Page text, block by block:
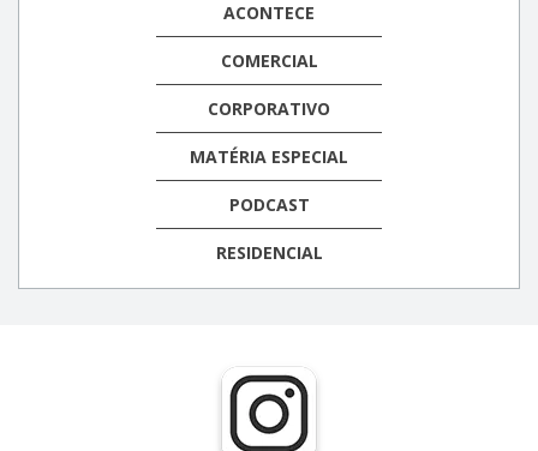
ACONTECE
COMERCIAL
CORPORATIVO
MATÉRIA ESPECIAL
PODCAST
RESIDENCIAL